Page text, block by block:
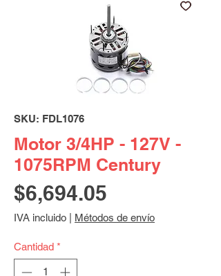
SKU: FDL1076
Motor 3/4HP - 127V -
1075RPM Century
$6,694.05
IVA incluido Métodos de envío
Cantidad *